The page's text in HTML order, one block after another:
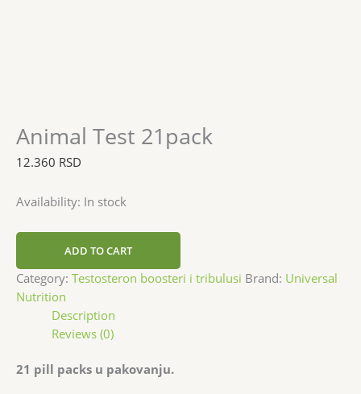
Animal Test 21pack
12.360 RSD
Availability: In stock
ADD TO CART
Category: Testosteron boosteri i tribulusi Brand: Universal
Nutrition
Description
Reviews (0)
21 pill packs u pakovanju.